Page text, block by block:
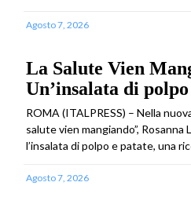
Agosto 7, 2026
La Salute Vien
Un’insalata di
ROMA (ITALPRESS) – Nella
salute vien mangiando”,
l’insalata di polpo e patate, una
Agosto 7, 2026